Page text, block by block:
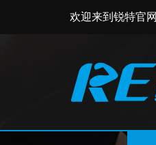
欢迎来到锐特官网